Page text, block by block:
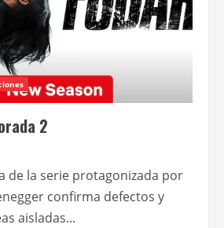
2
de la serie protagonizada por
confirma defectos y
aisladas...